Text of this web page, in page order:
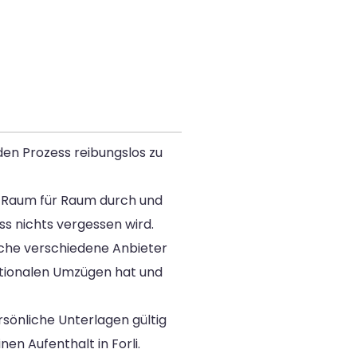
Prozess reibungslos zu
für Raum durch und
nichts vergessen wird.
verschiedene Anbieter
Umzügen hat und
Unterlagen gültig
Aufenthalt in Forli.